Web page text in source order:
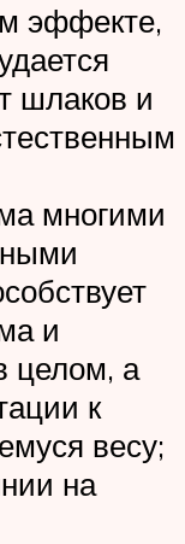
эффекте,
шлаков и
многими
и
целом, а
к
весу;
на